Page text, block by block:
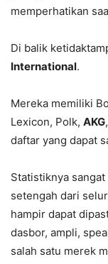
memperhatikan
Di balik
International.
Mereka memiliki
Lexicon, Polk, AKG,
daftar yang dapat
Statistiknya
setengah dari
hampir dapat
dasbor, ampli,
salah satu merek